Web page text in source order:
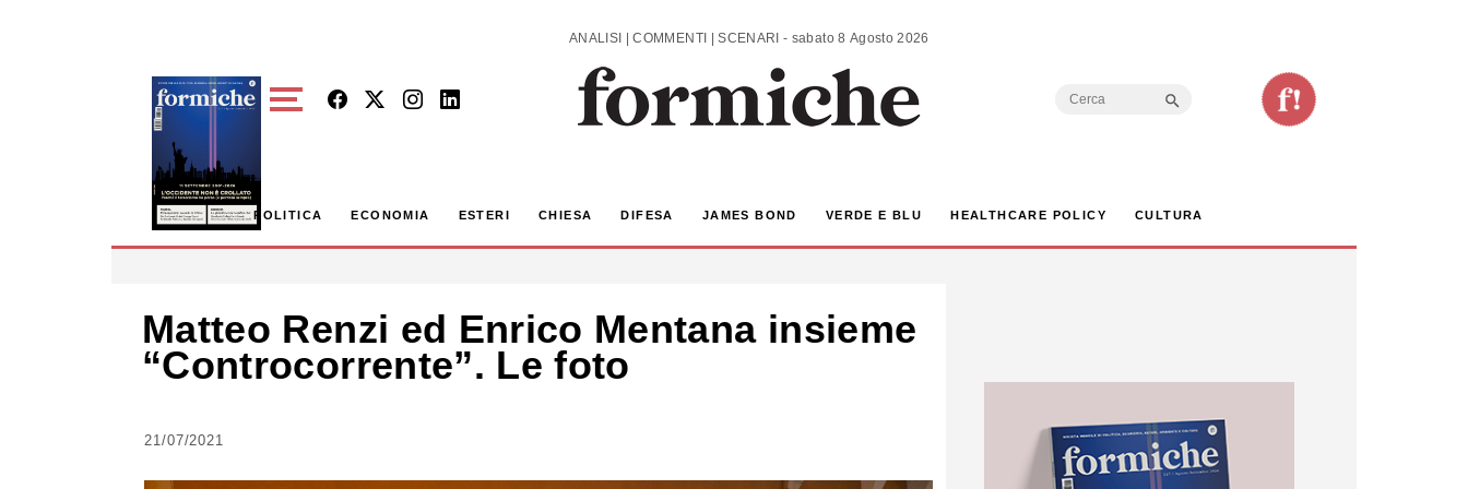
ANALISI | COMMENTI | SCENARI - sabato 8 Agosto 2026
Search
POLITICA ECONOMIA ESTERI CHIESA DIFESA JAMES BOND VERDE E BLU HEALTHCARE POLICY CULTURA
Matteo Renzi ed Enrico Mentana insieme
“Controcorrente”. Le foto
21/07/2021